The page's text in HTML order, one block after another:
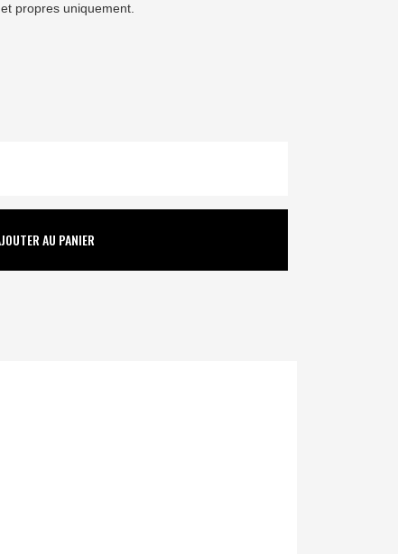
propres uniquement.
AU PANIER